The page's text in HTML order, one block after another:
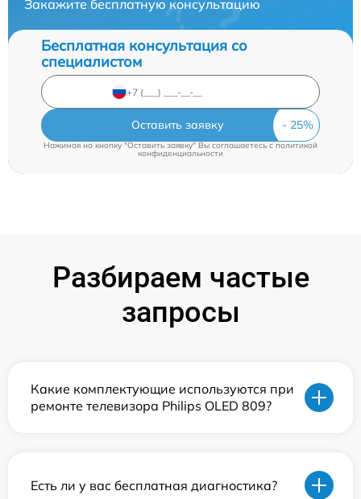
Закажите бесплатную консультацию
Бесплатная консультация со
специалистом
Оставить заявку
Нажимая на кнопку "Оставить заявку" Вы соглашаетесь c политикой
конфиденциальности
Разбираем частые
запросы
Какие комплектующие используются при
ремонте телевизора Philips OLED 809?
Есть ли у вас бесплатная диагностика?